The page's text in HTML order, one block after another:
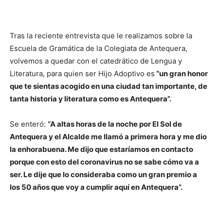
Tras la reciente entrevista que le realizamos sobre la
Escuela de Gramática de la Colegiata de Antequera,
volvemos a quedar con el catedrático de Lengua y
Literatura, para quien ser Hijo Adoptivo es “un gran honor
que te sientas acogido en una ciudad tan importante, de
tanta historia y literatura como es Antequera”.
Se enteró: “A altas horas de la noche por El Sol de
Antequera y el Alcalde me llamó a primera hora y me dio
la enhorabuena. Me dijo que estaríamos en contacto
porque con esto del coronavirus no se sabe cómo va a
ser. Le dije que lo consideraba como un gran premio a
los 50 años que voy a cumplir aquí en Antequera”.